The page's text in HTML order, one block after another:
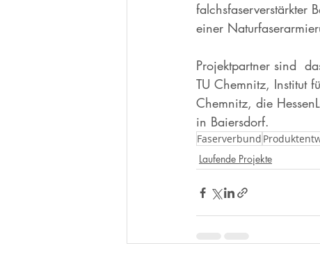
falchsfaserverstärkter
einer
Projektpartner sind
TU Chemnitz, Institut
Chemnitz, die
in Baiersdorf.
Faserverbund
Laufende Projekte